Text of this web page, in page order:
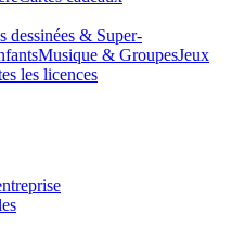
dessinées & Super-
Musique & GroupesJeux
les licences